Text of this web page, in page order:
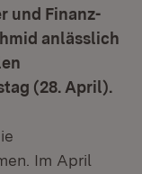
und Finanz-
anlässlich
(28. April).
Im April